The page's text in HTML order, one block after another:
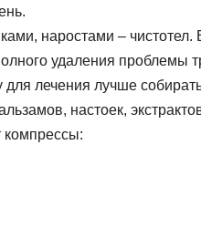
наростами – чистотел.
удаления проблемы
лечения лучше
настоек,
компрессы: